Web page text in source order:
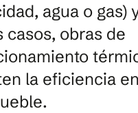
agua o gas)
casos, obras de
la eficiencia